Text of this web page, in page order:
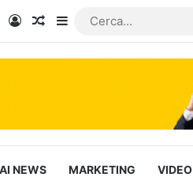
AccediArticoli Casuali
Barra laterale
AI NEWS MARKETING VIDEO